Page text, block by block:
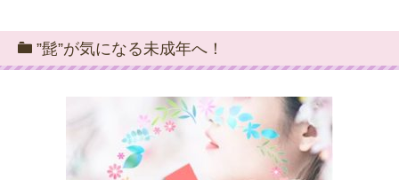
”髭”が気になる未成年へ！